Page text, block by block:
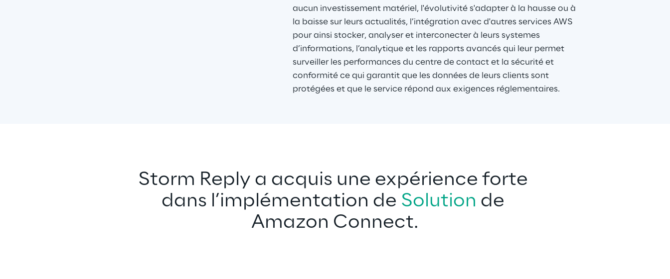
aucun investissement matériel, l'évolutivité s'adapter à la hausse ou à
la baisse sur leurs actualités, l’intégration avec d'autres services AWS
pour ainsi stocker, analyser et interconecter à leurs systemes
d’informations, l’analytique et les rapports avancés qui leur permet
surveiller les performances du centre de contact et la sécurité et
conformité ce qui garantit que les données de leurs clients sont
protégées et que le service répond aux exigences réglementaires.
Storm Reply a acquis une expérience forte
dans l’implémentation de Solution de
Amazon Connect.